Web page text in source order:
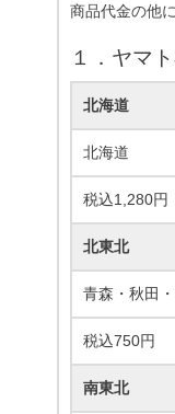
商品代金の他
１．ヤマ
北海道
北海道
税込1,280円
北東北
青森・秋田
税込750円
南東北